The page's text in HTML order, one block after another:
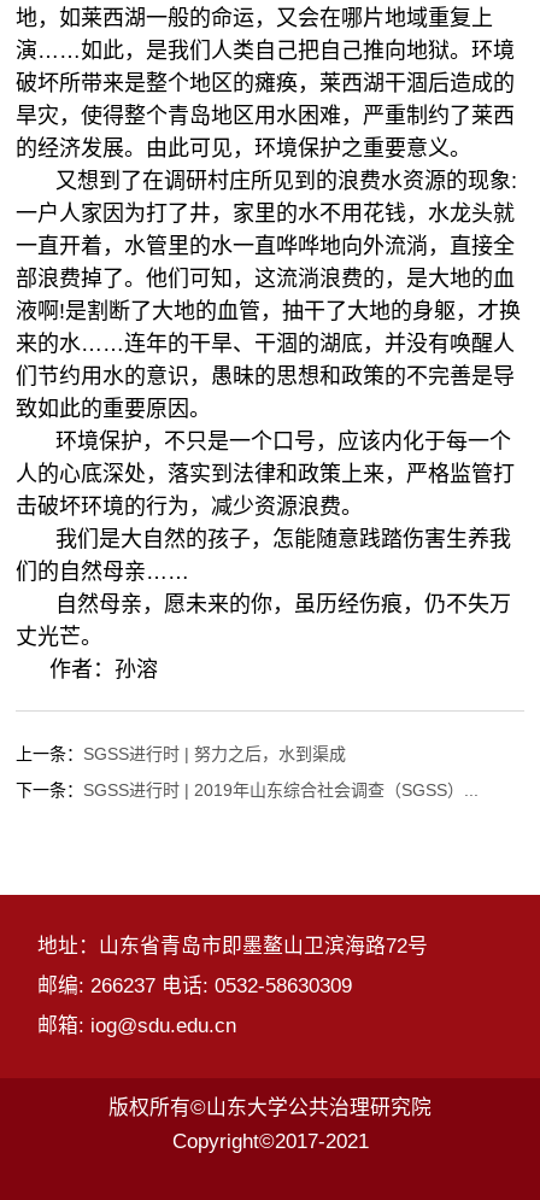
地，如莱西湖一般的命运，又会在哪片地域重复上
演……如此，是我们人类自己把自己推向地狱。环境
破坏所带来是整个地区的瘫痪，莱西湖干涸后造成的
旱灾，使得整个青岛地区用水困难，严重制约了莱西
的经济发展。由此可见，环境保护之重要意义。
又想到了在调研村庄所见到的浪费水资源的现象:
一户人家因为打了井，家里的水不用花钱，水龙头就
一直开着，水管里的水一直哗哗地向外流淌，直接全
部浪费掉了。他们可知，这流淌浪费的，是大地的血
液啊!是割断了大地的血管，抽干了大地的身躯，才换
来的水……连年的干旱、干涸的湖底，并没有唤醒人
们节约用水的意识，愚昧的思想和政策的不完善是导
致如此的重要原因。
环境保护，不只是一个口号，应该内化于每一个
人的心底深处，落实到法律和政策上来，严格监管打
击破坏环境的行为，减少资源浪费。
我们是大自然的孩子，怎能随意践踏伤害生养我
们的自然母亲……
自然母亲，愿未来的你，虽历经伤痕，仍不失万
丈光芒。
作者：孙溶
上一条： SGSS进行时 | 努力之后，水到渠成
下一条： SGSS进行时 | 2019年山东综合社会调查（SGSS）...
地址：山东省青岛市即墨鳌山卫滨海路72号
邮编: 266237 电话: 0532-58630309
邮箱: iog@sdu.edu.cn
版权所有©山东大学公共治理研究院
Copyright©2017-2021